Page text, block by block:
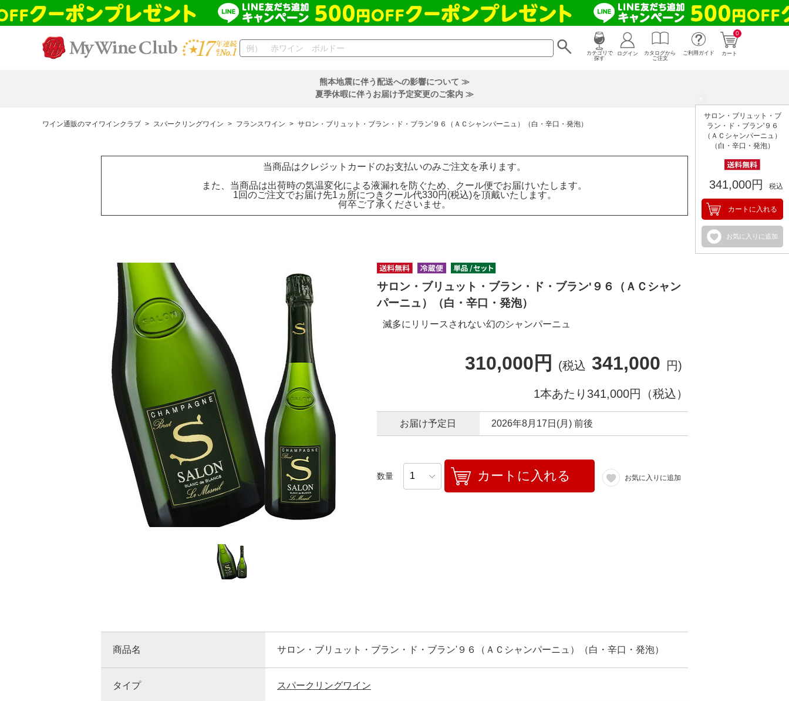
カテゴリで
探す
0
カート
ログイン
カタログから
ご注文
ご利用ガイド
熊本地震に伴う配送への影響について ≫
夏季休暇に伴うお届け予定変更のご案内 ≫
ワイン通販のマイワインクラブ > スパークリングワイン > フランスワイン > サロン・ブリュット・ブラン・ド・ブラン'９６（ＡＣシャンパーニュ）（白・辛口・発泡）
サロン・ブリュット・ブ
ラン・ド・ブラン'９６
（ＡＣシャンパーニュ）
（白・辛口・発泡）
341,000円 税込
カートに入れる
お気に入りに追加
当商品はクレジットカードのお支払いのみご注文を承ります。
また、当商品は出荷時の気温変化による液漏れを防ぐため、クール便でお届けいたします。
1回のご注文でお届け先1ヵ所につきクール代330円(税込)を頂戴いたします。
何卒ご了承くださいませ。
サロン・ブリュット・ブラン・ド・ブラン'９６（ＡＣシャン
パーニュ）（白・辛口・発泡）
滅多にリリースされない幻のシャンパーニュ
310,000円 (税込 341,000 円)
1本あたり341,000円（税込）
お届け予定日 2026年8月17日(月) 前後
数量 カートに入れる お気に入りに追加
商品名 サロン・ブリュット・ブラン・ド・ブラン'９６（ＡＣシャンパーニュ）（白・辛口・発泡）
タイプ スパークリングワイン